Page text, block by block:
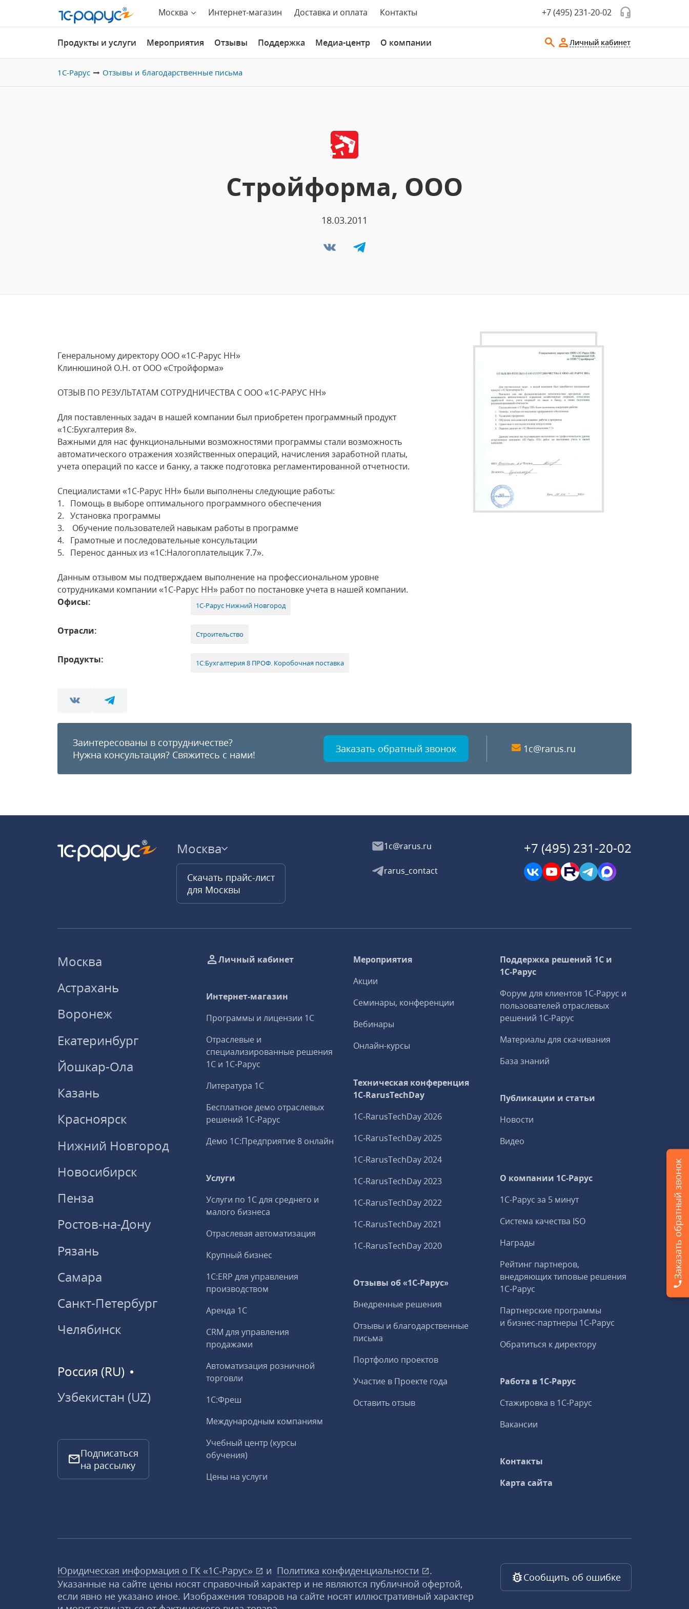
Москва Интернет-магазин Доставка и оплата Контакты +7 (495) 231-20-02
Продукты и услуги Мероприятия Отзывы Поддержка Медиа-центр О компании Личный кабинет
1С-Рарус Отзывы и благодарственные письма
Стройформа, ООО
18.03.2011
Генеральному директору ООО «1С-Рарус НН»
Клинюшиной О.Н. от ООО «Стройформа»
ОТЗЫВ ПО РЕЗУЛЬТАТАМ СОТРУДНИЧЕСТВА С ООО «1С-РАРУС НН»
Для поставленных задач в нашей компании был приобретен программный продукт
«1С:Бухгалтерия 8».
Важными для нас функциональными возможностями программы стали возможность
автоматического отражения хозяйственных операций, начисления заработной платы,
учета операций по кассе и банку, а также подготовка регламентированной отчетности.
Специалистами «1С-Рарус НН» были выполнены следующие работы:
1. Помощь в выборе оптимального программного обеспечения
2. Установка программы
3. Обучение пользователей навыкам работы в программе
4. Грамотные и последовательные консультации
5. Перенос данных из «1С:Налогоплателыцик 7.7».
Данным отзывом мы подтверждаем выполнение на профессиональном уровне
сотрудниками компании «1С-Рарус НН» работ по постановке учета в нашей компании.
Офисы:
1С-Рарус Нижний Новгород
Отрасли: Строительство
Продукты: 1С:Бухгалтерия 8 ПРОФ. Коробочная поставка
Заинтересованы в сотрудничестве?
Нужна консультация? Свяжитесь с нами! Заказать обратный звонок 1c@rarus.ru
Москва
Скачать прайс-лист
для Москвы
1c@rarus.ru
rarus_contact
+7 (495) 231-20-02
Москва
Астрахань
Воронеж
Екатеринбург
Йошкар-Ола
Казань
Красноярск
Нижний Новгород
Новосибирск
Пенза
Ростов-на-Дону
Рязань
Самара
Санкт-Петербург
Челябинск
Россия (RU)
Узбекистан (UZ)
Подписаться
на рассылку
Личный кабинет
Интернет-магазин
Программы и лицензии 1С
Отраслевые и
специализированные решения
1С и 1С‑Рарус
Литература 1С
Бесплатное демо отраслевых
решений 1С‑Рарус
Демо 1С:Предприятие 8 онлайн
Услуги
Услуги по 1С для среднего и
малого бизнеса
Отраслевая автоматизация
Крупный бизнес
1С:ERP для управления
производством
Аренда 1С
CRM для управления
продажами
Автоматизация розничной
торговли
1С:Фреш
Международным компаниям
Учебный центр (курсы
обучения)
Цены на услуги
Мероприятия
Акции
Семинары, конференции
Вебинары
Онлайн-курсы
Техническая конференция
1C‑RarusTechDay
1C‑RarusTechDay 2026
1C‑RarusTechDay 2025
1C‑RarusTechDay 2024
1C‑RarusTechDay 2023
1C‑RarusTechDay 2022
1C‑RarusTechDay 2021
1C‑RarusTechDay 2020
Отзывы об «1С-Рарус»
Внедренные решения
Отзывы и благодарственные
письма
Портфолио проектов
Участие в Проекте года
Оставить отзыв
Поддержка решений 1С и
1С‑Рарус
Форум для клиентов 1С‑Рарус и
пользователей отраслевых
решений 1С‑Рарус
Материалы для скачивания
База знаний
Публикации и статьи
Новости
Видео
О компании 1C-Рарус
1С-Рарус за 5 минут
Система качества ISO
Награды
Рейтинг партнеров,
внедряющих типовые решения
1С‑Рарус
Партнерские программы
и бизнес‑партнеры 1С‑Рарус
Обратиться к директору
Работа в 1С‑Рарус
Стажировка в 1С‑Рарус
Вакансии
Контакты
Карта сайта
Юридическая информация о ГК «1С‑Рарус» и Политика конфиденциальности
.
Указанные на сайте цены носят справочный характер и не являются публичной офертой,
если явно не указано иное. Изображения товаров на сайте носят иллюстративный характер
Сообщить об ошибке
Заказать обратный звонок